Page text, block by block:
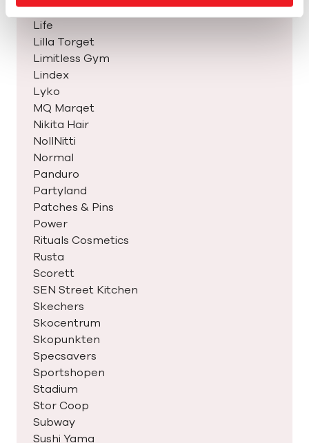
Lagerhaus
Life
Lilla Torget
Limitless Gym
Lindex
Lyko
MQ Marqet
Nikita Hair
NollNitti
Normal
Panduro
Partyland
Patches & Pins
Power
Rituals Cosmetics
Rusta
Scorett
SEN Street Kitchen
Skechers
Skocentrum
Skopunkten
Specsavers
Sportshopen
Stadium
Stor Coop
Subway
Sushi Yama